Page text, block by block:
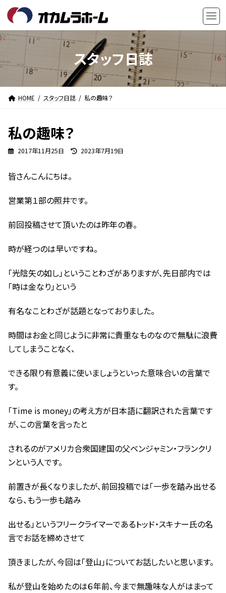
テ
ン
へ
キ
ゲ
ー
ョ
に
スタッフ日誌
HOME スタッフ日誌 私の趣味？
私の趣味？
2017年11月25日
最
時
:
2023年7月19日
皆さんこんにちは。
営業第１部の照井です。
前回投稿させて頂いたのは昨年の春。
時が経つのは早いですね。
「光陰矢の如し」ということわざがありますが、先日部内では
「時は金なり」という
有名なことわざが話題となっておりました。
時間はお金と同じように非常に貴重なものなので無駄に浪費
してしまうことなく、
できる限り有意義に使いましょうといった意味合いの言葉で
す。
「Time is money」の考え方が日本語に翻訳された言葉です
が、この言葉を言ったと
されるのがアメリカ合衆国建国の父ベンジャミン・フランクリ
ンという人です。
前置きが長くなりましたが、前回投稿では「一歩を踏み出せる
なら、もう一歩も踏み
出せる」というフリークライマーであるトッド・スキナー氏の名
言でお話を締めさせて
頂きましたが、今回は「登山」についてお話したいと思います。
私が登山を始めたのは６年前、今まで無趣味な人がはまって